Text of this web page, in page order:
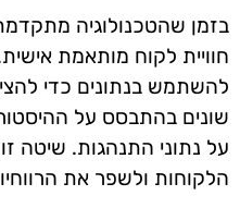
בזמן שהטכנולוגיה
חוויית לקוח מותאמת
להשתמש בנתונים כדי
שונים בהתבסס על
על נתוני התנהגות. שיטה
הלקוחות ולשפר את